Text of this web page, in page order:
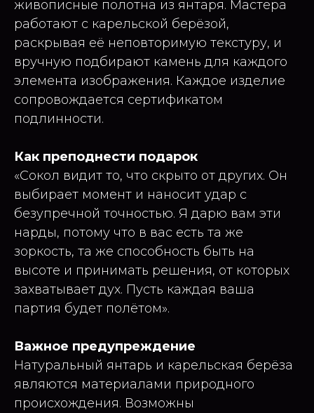
живописные полотна из янтаря. Мастера
работают с карельской берёзой,
раскрывая её неповторимую текстуру, и
вручную подбирают камень для каждого
элемента изображения. Каждое изделие
сопровождается сертификатом
подлинности.
Как преподнести подарок
«Сокол видит то, что скрыто от других. Он
выбирает момент и наносит удар с
безупречной точностью. Я дарю вам эти
нарды, потому что в вас есть та же
зоркость, та же способность быть на
высоте и принимать решения, от которых
захватывает дух. Пусть каждая ваша
партия будет полётом».
Важное предупреждение
Натуральный янтарь и карельская берёза
являются материалами природного
происхождения. Возможны